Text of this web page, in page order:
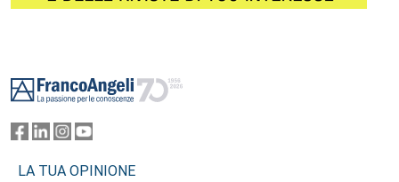
LA TUA OPINIONE